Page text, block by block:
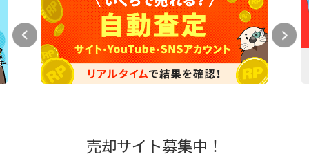
売却サイト募集中！